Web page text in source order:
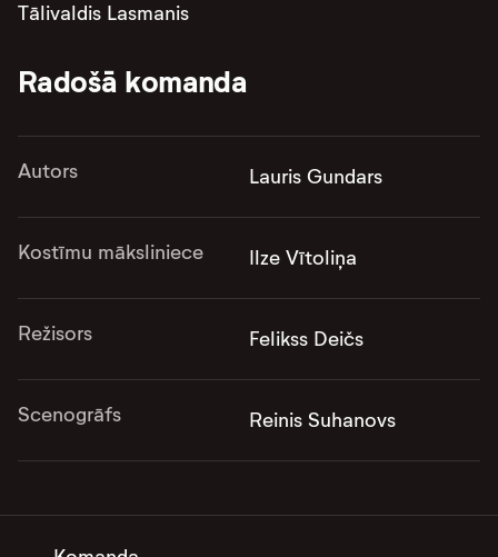
Tālivaldis Lasmanis
Radošā komanda
Autors Lauris Gundars
Kostīmu māksliniece Ilze Vītoliņa
Režisors Felikss Deičs
Scenogrāfs Reinis Suhanovs